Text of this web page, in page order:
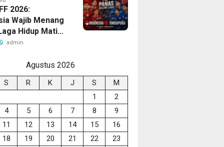
2026:
Wajib Menang
Hidup Mati
admin
Agustus 2026
S R K J S
M
1
2
4 5 6 7 8
9
11 12 13 14 15
16
18 19 20 21 22
23